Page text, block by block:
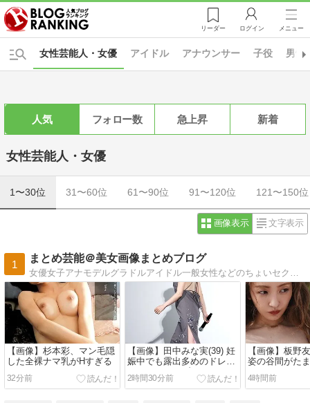
リーダー ログイン メニュー
アイドル アナウンサー
女性芸能人・女優 子役 男性
人気 フォロー数 急上昇 新着
女性芸能人・女優
1〜30位 31〜60位 61〜90位 91〜120位 121〜150位
画像表示 文字表示
1
まとめ芸能＠美女画像まとめブログ
【画像】杉本彩、マン毛隠
した全裸ナマ乳がHすぎる
32分前
【画像】田中みな実(39) 妊
娠中でも露出多めのドレ
ス、これノーブラか？
2時間30分前
【画像】板野
姿の谷間がた
4時間前